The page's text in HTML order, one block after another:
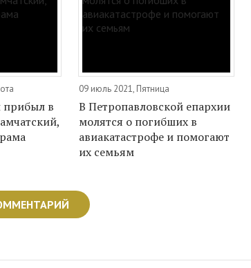
прибыл в
09 июль 2021, Пятница
В Петропавловской епархии
молятся о погибших в
авиакатастрофе и помогают
их семьям